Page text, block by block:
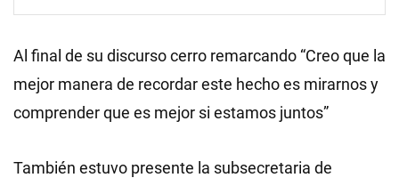
Al final de su discurso cerro remarcando “Creo que la
mejor manera de recordar este hecho es mirarnos y
comprender que es mejor si estamos juntos”
También estuvo presente la subsecretaria de